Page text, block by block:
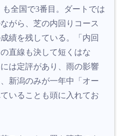
全国で3番目。ダートでは
がら、芝の内回りコース
績を残している。「内回
直線も決して短くはな
は定評があり、雨の影響
新潟のみが一年中「オー
いることも頭に入れてお